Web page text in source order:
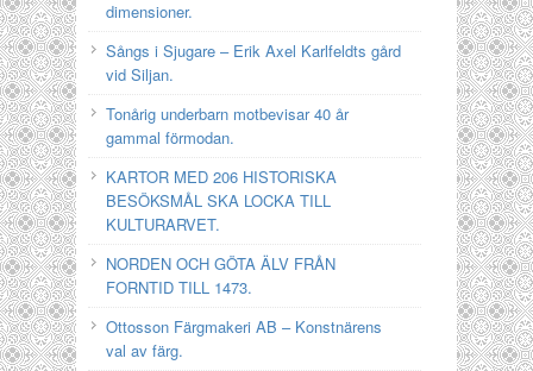
dimensioner.
Sångs i Sjugare – Erik Axel Karlfeldts gård
vid Siljan.
Tonårig underbarn motbevisar 40 år
gammal förmodan.
KARTOR MED 206 HISTORISKA
BESÖKSMÅL SKA LOCKA TILL
KULTURARVET.
NORDEN OCH GÖTA ÄLV FRÅN
FORNTID TILL 1473.
Ottosson Färgmakeri AB – Konstnärens
val av färg.